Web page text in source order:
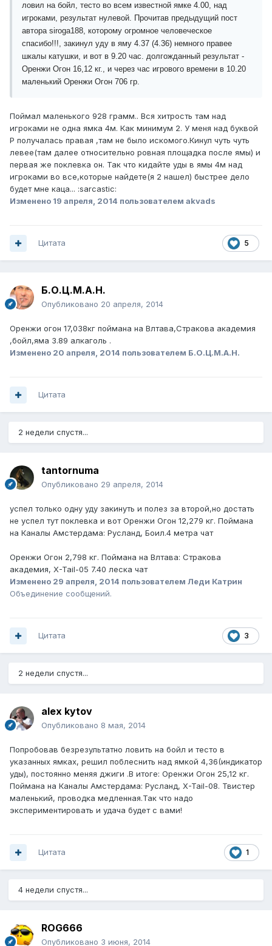
ловил на бойл, тесто во всем известной ямке 4.00, над
игроками, результат нулевой. Прочитав предыдущий пост
автора siroga188, которому огромное человеческое
спасибо!!!, закинул уду в яму 4.37 (4.36) немного правее
шкалы катушки, и вот в 9.20 час. долгожданный результат -
Оренжи Огон 16,12 кг., и через час игрового времени в 10.20
маленький Оренжи Огон 706 гр.
Поймал маленького 928 грамм.. Вся хитрость там над
игроками не одна ямка 4м. Как минимум 2. У меня над буквой
Р получалась правая ,там не было искомого.Кинул чуть чуть
левее(там далее относительно ровная площадка после ямы) и
первая же поклевка он. Так что кидайте уды в ямы 4м над
игроками во все,которые найдете(я 2 нашел) быстрее дело
будет мне каца... :sarcastic:
Изменено 19 апреля, 2014 пользователем akvads
5
Цитата
Б.О.Ц.М.А.Н.
Опубликовано 20 апреля, 2014
Оренжи огон 17,038кг поймана на Влтава,Стракова академия
,бойл,яма 3.89 алкаголь .
Изменено 20 апреля, 2014 пользователем Б.О.Ц.М.А.Н.
Цитата
2 недели спустя...
tantornuma
Опубликовано 29 апреля, 2014
успел только одну уду закинуть и полез за второй,но достать
не успел тут поклевка и вот Оренжи Огон 12,279 кг. Поймана
на Каналы Амстердама: Русланд, Боил.4 метра чат
Оренжи Огон 2,798 кг. Поймана на Влтава: Стракова
академия, X-Tail-05 7.40 леска чат
Изменено 29 апреля, 2014 пользователем Леди Катрин
Объединение сообщений.
3
Цитата
2 недели спустя...
alex kytov
Опубликовано 8 мая, 2014
Попробовав безрезультатно ловить на бойл и тесто в
указанных ямках, решил поблеснить над ямкой 4,36(индикатор
уды), постоянно меняя джиги .В итоге: Оренжи Огон 25,12 кг.
Поймана на Каналы Амстердама: Русланд, X-Tail-08. Твистер
маленький, проводка медленная.Так что надо
экспериментировать и удача будет с вами!
1
Цитата
4 недели спустя...
ROG666
Опубликовано 3 июня, 2014